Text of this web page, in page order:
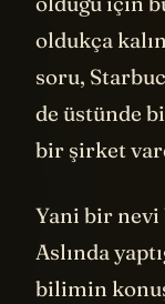
oldukça
soru,
de üstünde
bir şirket
Yani bir
Aslında
bilimin